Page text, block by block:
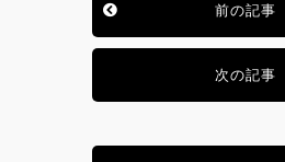
前の記事
次の記事